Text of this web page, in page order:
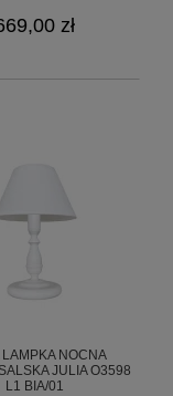
zł
LAMPKA NOCNA
JULIA O3598
L1 BIA/01